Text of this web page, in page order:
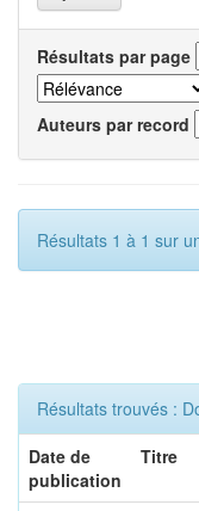
Résultats par page
Auteurs par record
Résultats 1 à 1 sur
Résultats trouvés :
Date de
publication
Titre